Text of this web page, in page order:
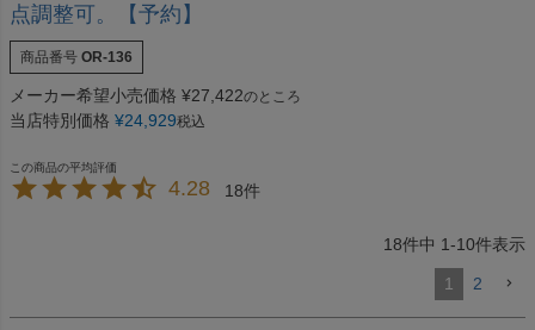
点調整可。【予約】
商品番号 OR-136
メーカー希望小売価格 ¥27,422のところ
当店特別価格 ¥24,929税込
4.28 18
18件中 1-10件表示
1 2